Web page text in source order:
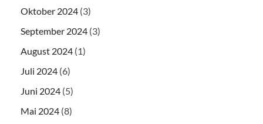
Oktober 2024 (3)
September 2024 (3)
August 2024 (1)
Juli 2024 (6)
Juni 2024 (5)
Mai 2024 (8)